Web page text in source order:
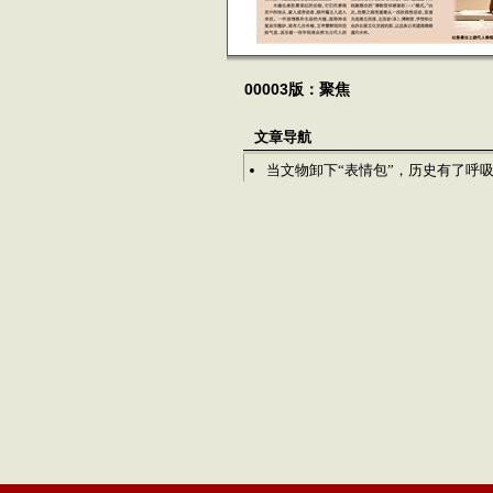
00003版：聚焦
文章导航
当文物卸下“表情包”，历史有了呼吸